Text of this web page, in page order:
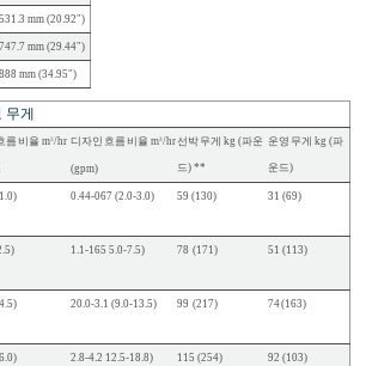
531.3 mm (20.92")
747.7 mm (29.44")
888 mm (34.95")
무게
름 비율 m3/hr 디자인 흐름 비율 m3/hr
(gpm)
선박무게 kg (파운
드) **
운영 무게 kg (파
운드)
0.44-067 (2.0-3.0) 59 (130) 31 (69)
1.1-165 5.0-7.5) 78 (171) 51 (113)
20.0-3.1 (9.0-13.5) 99 (217) 74(163)
2.8-4.2 12.5-18.8) 115 (254) 92 (103)